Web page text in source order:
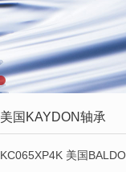
美国KAYDON轴承
KC065XP4K 美国